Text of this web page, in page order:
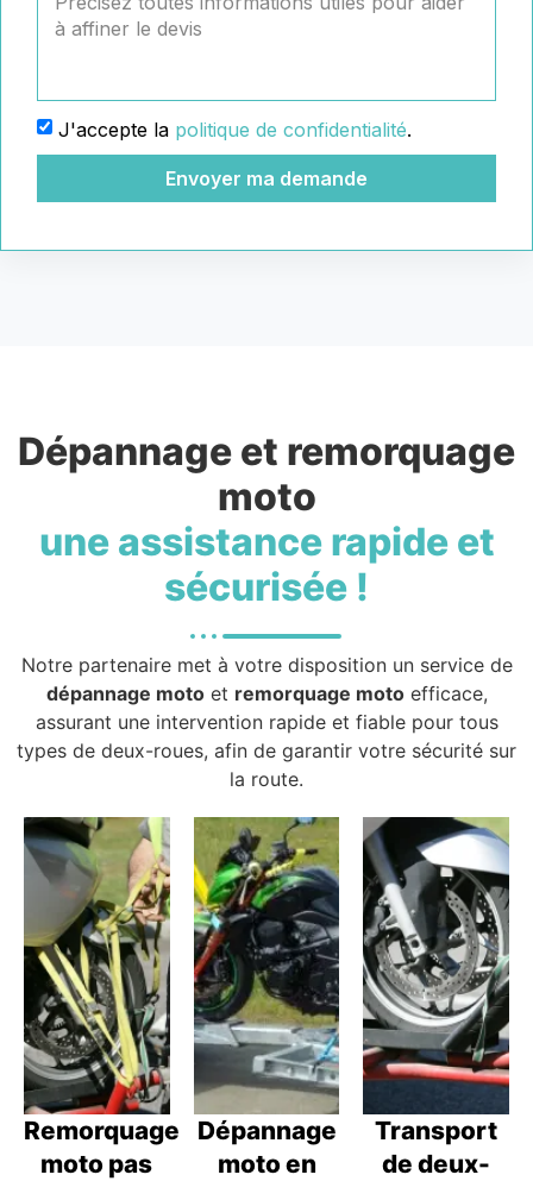
J'accepte la politique de confidentialité.
Envoyer ma demande
Dépannage et remorquage
moto
une assistance rapide et
sécurisée !
Notre partenaire met à votre disposition un service de
dépannage motoet remorquage motoefficace,
assurant une intervention rapide et fiable pour tous
types de deux-roues, afin de garantir votre sécurité sur
la route.
Remorquage
moto pas
Dépannage
moto en
Transport
de deux-